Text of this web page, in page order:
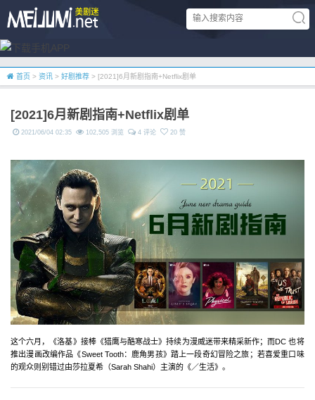
首页 > 资讯 > 好剧推荐 > [2021]6月新剧指南+Netflix剧单
[2021]6月新剧指南+Netflix剧单
2021/06/04 02:35 102,505 浏览 4 评论 20 赞
这个六月，《洛基》接棒《猎鹰与酷寒战士》持续为漫威迷带来精采新作；而DC 也将
推出漫画改编作品《Sweet Tooth：鹿角男孩》踏上一段奇幻冒险之旅；若喜爱重口味
的观众则别错过由莎拉夏希（Sarah Shahi）主演的《／生活》。